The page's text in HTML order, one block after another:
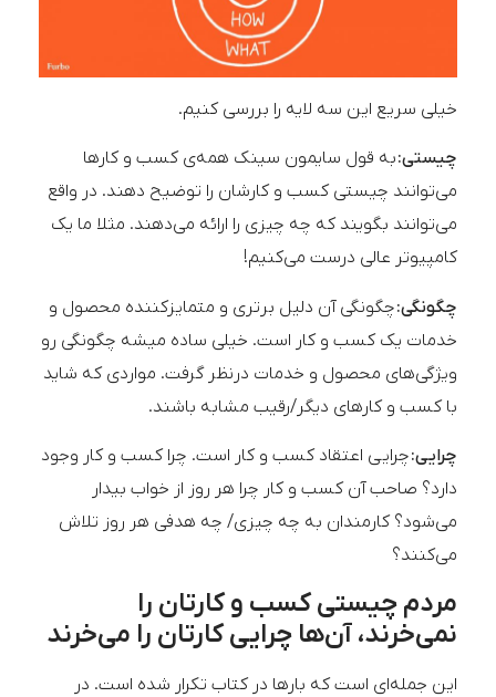
خیلی سریع این سه لایه را بررسی کنیم.
چیستی:به قول سایمون سینک همه‌ی کسب و کارها
می‌توانند چیستی کسب و کارشان را توضیح دهند. در واقع
می‌توانند بگویند که چه چیزی را ارائه می‌دهند. مثلا ما یک
کامپیوتر عالی درست می‌کنیم!
چگونگی:چگونگی آن دلیل برتری و متمایزکننده محصول و
خدمات یک کسب و کار است. خیلی ساده میشه چگونگی رو
ویژگی‌های محصول و خدمات درنظر گرفت. مواردی که شاید
با کسب و کارهای دیگر/رقیب مشابه باشند.
چرایی:چرایی اعتقاد کسب و کار است. چرا کسب و کار وجود
دارد؟ صاحب آن کسب و کار چرا هر روز از خواب بیدار
می‌شود؟ کارمندان به چه چیزی/ چه هدفی هر روز تلاش
می‌کنند؟
مردم چیستی کسب و کارتان را
نمی‌خرند، آن‌ها چرایی کارتان را می‌خرند
این جمله‌ای است که بارها در کتاب تکرار شده است. در